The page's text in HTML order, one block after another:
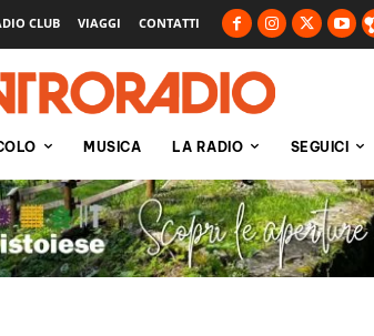
CLUB VIAGGI CONTATTI
MUSICA LA RADIO SEGUICI